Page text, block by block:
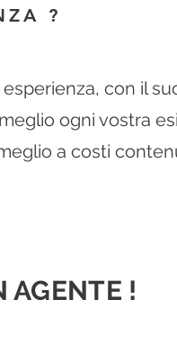
?
con il
ogni vostra
a costi
AGENTE !